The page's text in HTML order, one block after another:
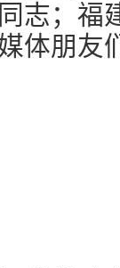
志；福
体朋友